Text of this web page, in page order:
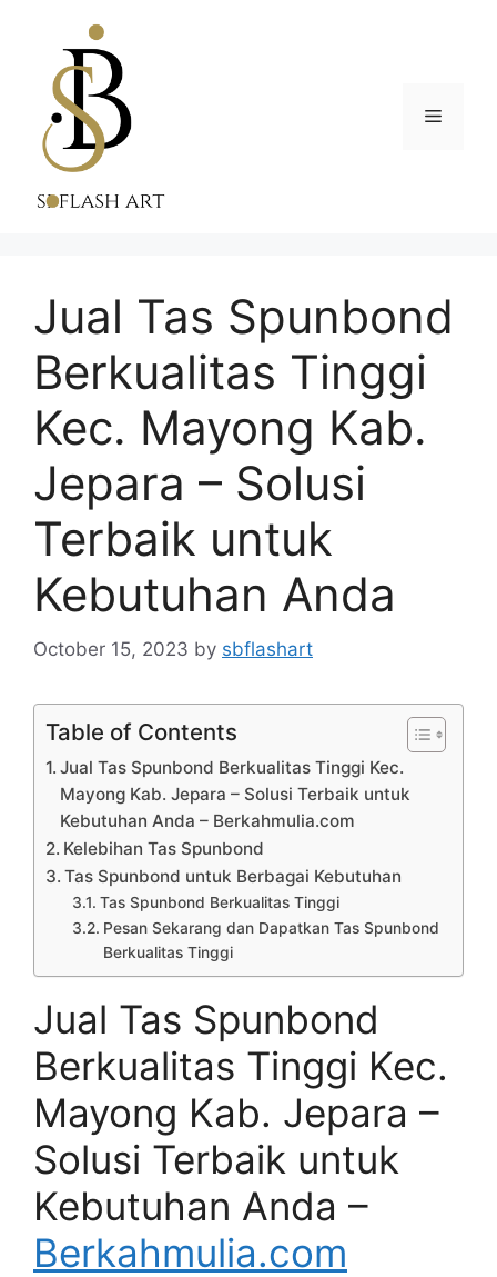
content
Menu
Jual Tas Spunbond
Berkualitas Tinggi
Kec. Mayong Kab.
Jepara – Solusi
Terbaik untuk
Kebutuhan Anda
October 15, 2023 by sbflashart
Table of Contents
Jual Tas Spunbond Berkualitas Tinggi Kec.
Mayong Kab. Jepara – Solusi Terbaik untuk
Kebutuhan Anda – Berkahmulia.com
Kelebihan Tas Spunbond
Tas Spunbond untuk Berbagai Kebutuhan
Tas Spunbond Berkualitas Tinggi
Pesan Sekarang dan Dapatkan Tas Spunbond
Berkualitas Tinggi
Jual Tas Spunbond
Berkualitas Tinggi Kec.
Mayong Kab. Jepara –
Solusi Terbaik untuk
Kebutuhan Anda –
Berkahmulia.com